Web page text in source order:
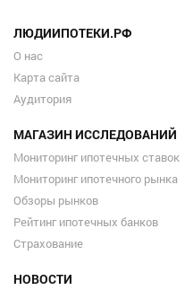
ЛЮДИИПОТЕКИ.РФ
О нас
Карта сайта
Аудитория
МАГАЗИН ИССЛЕДОВАНИЙ
Мониторинг ипотечных ставок
Мониторинг ипотечного рынка
Обзоры рынков
Рейтинг ипотечных банков
Страхование
НОВОСТИ